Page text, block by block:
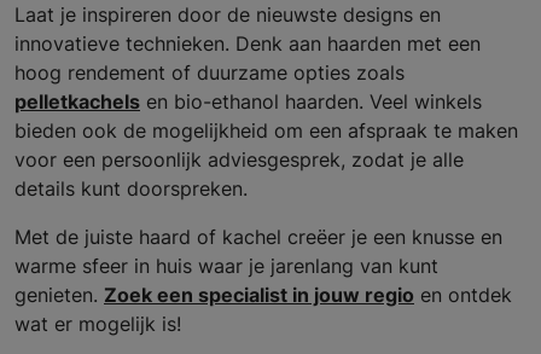
Laat je inspireren door de nieuwste designs en
innovatieve technieken. Denk aan haarden met een
hoog rendement of duurzame opties zoals
pelletkachels en bio-ethanol haarden. Veel winkels
bieden ook de mogelijkheid om een afspraak te maken
voor een persoonlijk adviesgesprek, zodat je alle
details kunt doorspreken.
Met de juiste haard of kachel creëer je een knusse en
warme sfeer in huis waar je jarenlang van kunt
genieten. Zoek een specialist in jouw regio en ontdek
wat er mogelijk is!